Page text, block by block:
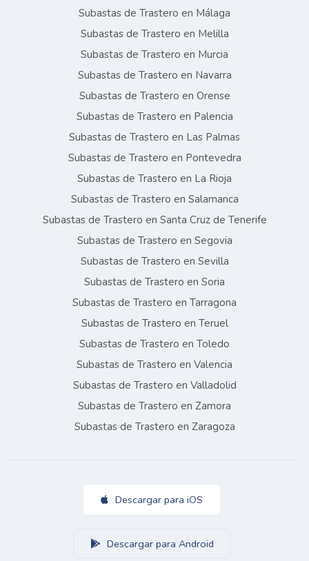
Subastas de Trastero en Málaga
Subastas de Trastero en Melilla
Subastas de Trastero en Murcia
Subastas de Trastero en Navarra
Subastas de Trastero en Orense
Subastas de Trastero en Palencia
Subastas de Trastero en Las Palmas
Subastas de Trastero en Pontevedra
Subastas de Trastero en La Rioja
Subastas de Trastero en Salamanca
Subastas de Trastero en Santa Cruz de Tenerife
Subastas de Trastero en Segovia
Subastas de Trastero en Sevilla
Subastas de Trastero en Soria
Subastas de Trastero en Tarragona
Subastas de Trastero en Teruel
Subastas de Trastero en Toledo
Subastas de Trastero en Valencia
Subastas de Trastero en Valladolid
Subastas de Trastero en Zamora
Subastas de Trastero en Zaragoza
Descargar para iOS
Descargar para Android